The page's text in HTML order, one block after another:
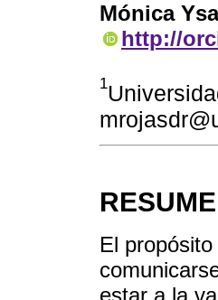
Mónica
http://
1
El